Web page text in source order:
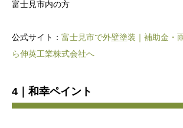
富士見市内の方
公式サイト： 富士見市で外壁塗装｜補助金・
ら伸英工業株式会社へ
4｜和幸ペイント